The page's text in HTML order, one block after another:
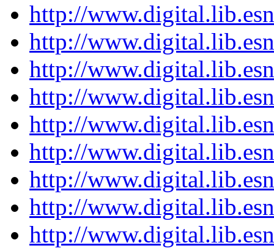
http://
http://
http://
http://
http://
http://
http://
http://
http://